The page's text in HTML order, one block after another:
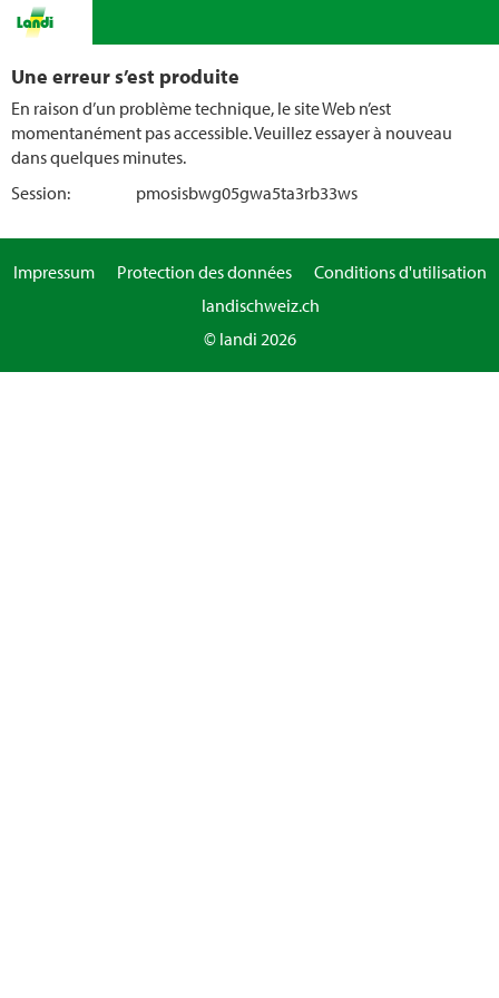
Une erreur s’est produite
En raison d’un problème technique, le site Web n’est
momentanément pas accessible. Veuillez essayer à nouveau
dans quelques minutes.
Session:
pmosisbwg05gwa5ta3rb33ws
Impressum Protection des données
Conditions d'utilisation
landischweiz.ch
© landi 2026